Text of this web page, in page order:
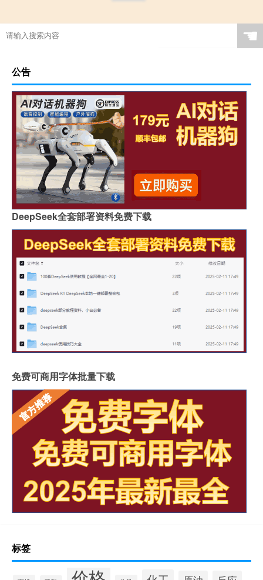
☚
公告
DeepSeek全套部署资料免费下载
免费可商用字体批量下载
标签